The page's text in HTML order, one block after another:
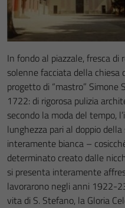
In fondo al piazzale, fresca
solenne facciata della chiesa
progetto di “mastro” Simone
1722: di rigorosa pulizia
secondo la moda del tempo,
lunghezza pari al doppio
interamente bianca –
determinato creato dalle
si presenta interamente
lavorarono negli anni 1922-
vita di S. Stefano, la Gloria